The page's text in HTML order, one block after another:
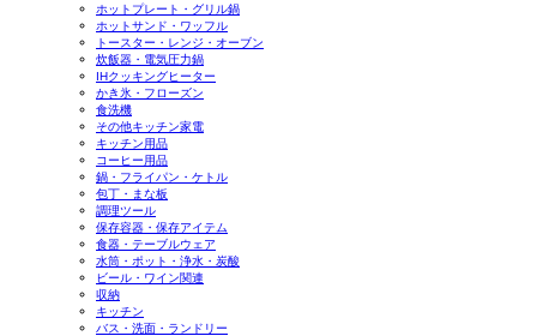
ホットプレート・グリル鍋
ホットサンド・ワッフル
トースター・レンジ・オーブン
炊飯器・電気圧力鍋
IHクッキングヒーター
かき氷・フローズン
食洗機
その他キッチン家電
キッチン用品
コーヒー用品
鍋・フライパン・ケトル
包丁・まな板
調理ツール
保存容器・保存アイテム
食器・テーブルウェア
水筒・ポット・浄水・炭酸
ビール・ワイン関連
収納
キッチン
バス・洗面・ランドリー